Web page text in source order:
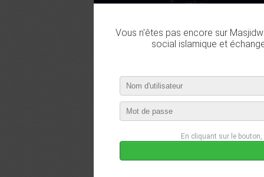
Vous n'êtes pas encore sur
social islamique et
En cliquant sur le